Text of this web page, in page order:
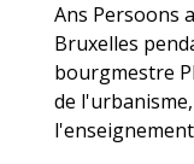
Ans Persoons
Bruxelles
bourgmestre
de